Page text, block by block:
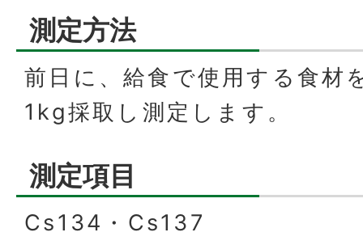
測定方法
前日に、給食で使用する食材
1kg採取し測定します。
測定項目
Cs134・Cs137